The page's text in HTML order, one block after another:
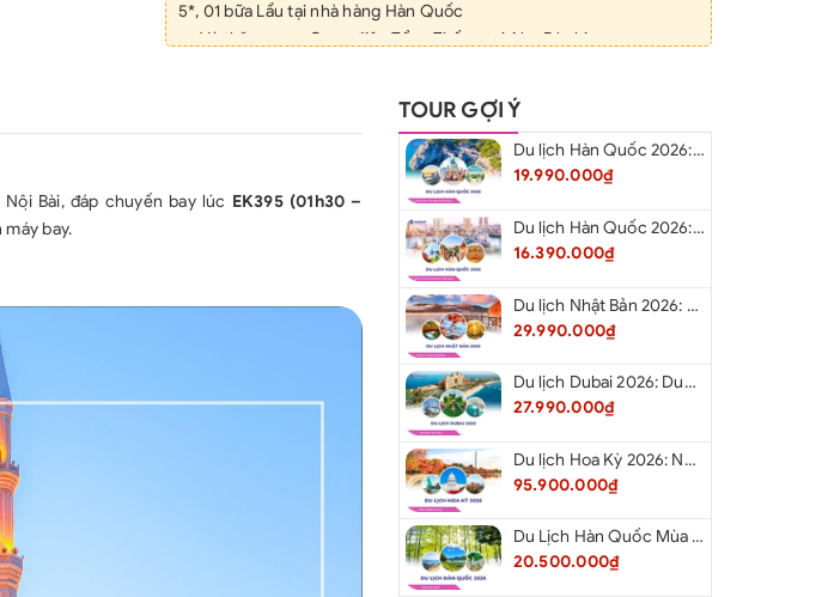
5*, 01 bữa Lẩu tại nhà hàng Hàn Quốc
- Vé thăm quan Cung điện Tổng Thống tại Abu Dhabi
- Xe ôtô đưa đón đoàn theo lịch trình.
- Hướng dẫn viên du lịch kinh nghiệm suốt tuyến đi từ Việt Nam
- Hướng dẫn địa phương nói tiếng Việt hoặc tiếng Anh.
- Phí vào cổng tham quan (vé vào cửa 1 lần)
- Chương trình Night Safari với Đua xe và bữa ăn tối buffet đồ
nướng tại Sa mạc thưởng thức múa bụng, múa tanoma
- Nước uống hàng ngày chai/01 khách
- Bảo hiểm du lịch Quốc tế 10,000 usd/vụ
- Hộ chiếu, nghỉ phòng đơn, chi phí cá nhân ngoài chương trình.
- Tiền tip cho 01 lái xe và 02 HDV: 8$/khách x 6 ngày = 48$
Bài, đáp chuyến bay lúc EK395 (01h30 –
bay.
TOUR GỢI Ý
Du lịch Hàn Quốc 2026: Hà Nội – Busan – Seoul – Starfiled – Lotte Worf
19.990.000₫
Du lịch Hàn Quốc 2026: Hà Nội – Lotte Word – Đảo Nami – Làng Cổ Hanok Bukchon
16.390.000₫
Du lịch Nhật Bản 2026: Niigata – Aizu – Nikko - Tokyo – Niigata từ Hà Nội
29.990.000₫
Du lịch Dubai 2026: Dubai - Safari - Abu Dhabi
27.990.000₫
Du lịch Hoa Kỳ 2026: New York - Philadelphia - Delaware - Washington D.C. - Las Vegas - Red Rock Canyon - Quận Cam - Santa Monica - Hollywood - San Diego - Los Angeles.
95.900.000₫
Du Lịch Hàn Quốc Mùa Hè 2026: Hà Nội - Busan - Gyeongju - Seoul - Đảo Nami - Tàu Điện Ven Biển Haeundae - Cầu Kính Oryukdo - Làng Văn Hóa Huinnyeoul
20.500.000₫